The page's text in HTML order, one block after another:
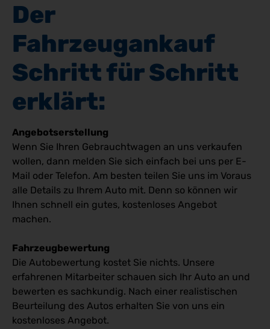
Der
Fahrzeugankauf
Schritt für Schritt
erklärt:
Angebotserstellung
Wenn Sie Ihren Gebrauchtwagen an uns verkaufen
wollen, dann melden Sie sich einfach bei uns per E-
Mail oder Telefon. Am besten teilen Sie uns im Voraus
alle Details zu Ihrem Auto mit. Denn so können wir
Ihnen schnell ein gutes, kostenloses Angebot
machen.
Fahrzeugbewertung
Die Autobewertung kostet Sie nichts. Unsere
erfahrenen Mitarbeiter schauen sich Ihr Auto an und
bewerten es sachkundig. Nach einer realistischen
Beurteilung des Autos erhalten Sie von uns ein
kostenloses Angebot.